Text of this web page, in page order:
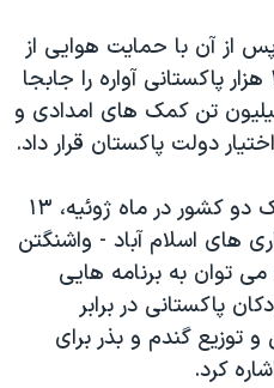
ایران
از آن با حمایت هوایی از
دولت و ارتش پاکستان تا ۲۵ هزار پاکستانی آواره را جابجا
تن کمک های امدادی و
از زمان آغاز مذاکرات استراتژیک دو کشور در ماه ژوئیه، ۱۳
های اسلام آباد - واشنگتن
توان به برنامه هایی
۹۰ درصد کودکان پاکستانی در برابر
توزیع گندم و بذر برای
کرد.